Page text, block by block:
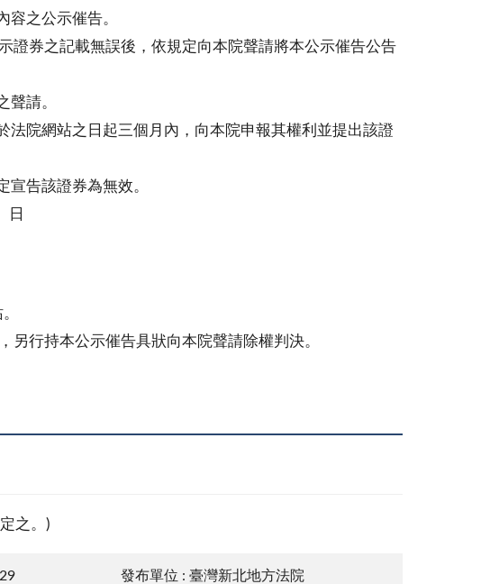
之公示催告。
證券之記載無誤後，依規定向本院聲請將本公示催告公告
聲請。
院網站之日起三個月內，向本院申報其權利並提出該證
告該證券為無效。
5 日
行持本公示催告具狀向本院聲請除權判決。
之。)
發布單位 : 臺灣新北地方法院